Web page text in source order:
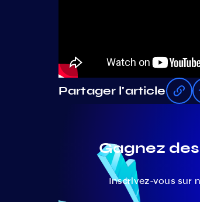
Partager l'article
Gagnez
Inscrivez-vous sur